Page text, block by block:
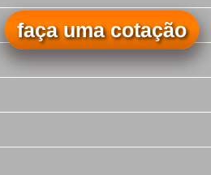
faça uma cotação